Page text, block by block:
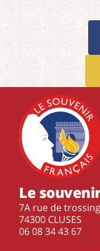
Le
7A rue de
74300 CLUSES
‭06 08 34 43 67‬